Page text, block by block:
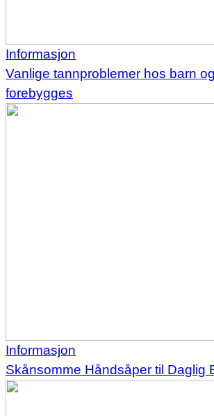
Informasjon
Vanlige tannproblemer hos barn
forebygges
Informasjon
Skånsomme Håndsåper til Daglig